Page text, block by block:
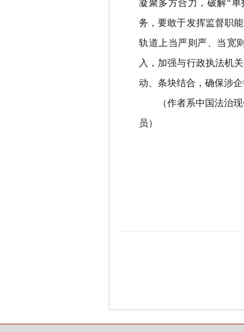
凝聚多方合力，破解“单
务，要敢于发挥监督职
轨道上当严则严、当宽
入，加强与行政执法机
动、条块结合，确保涉
（作者系中国法治
员）